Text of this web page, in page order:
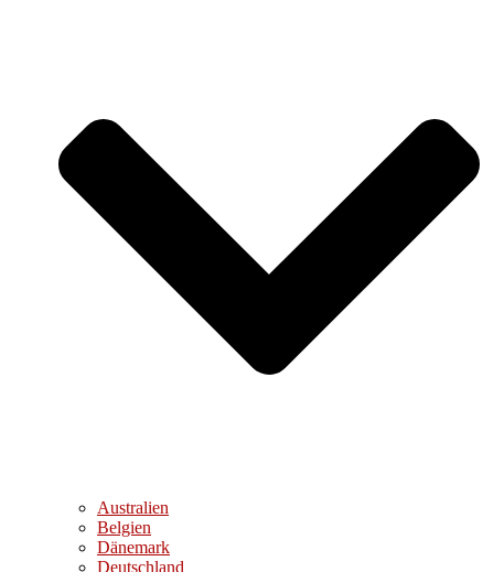
Australien
Belgien
Dänemark
Deutschland